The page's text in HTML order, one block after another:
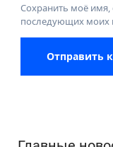
Сохранить моё имя,
последующих моих